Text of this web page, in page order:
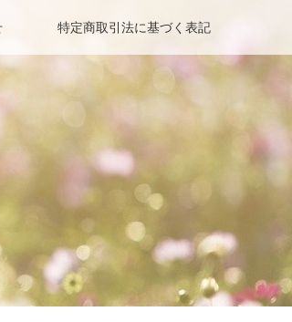
特定商取引法に基づく表記